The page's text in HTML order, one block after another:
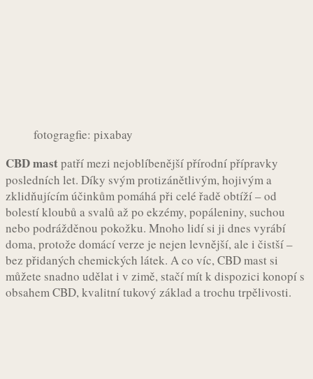
fotogragfie: pixabay
CBD mastpatří mezi nejoblíbenější přírodní přípravky
posledních let. Díky svým protizánětlivým, hojivým a
zklidňujícím účinkům pomáhá při celé řadě obtíží – od
bolestí kloubů a svalů až po ekzémy, popáleniny, suchou
nebo podrážděnou pokožku. Mnoho lidí si ji dnes vyrábí
doma, protože domácí verze je nejen levnější, ale i čistší –
bez přidaných chemických látek. A co víc, CBD mast si
můžete snadno udělat i v zimě, stačí mít k dispozici konopí s
obsahem CBD, kvalitní tukový základ a trochu trpělivosti.